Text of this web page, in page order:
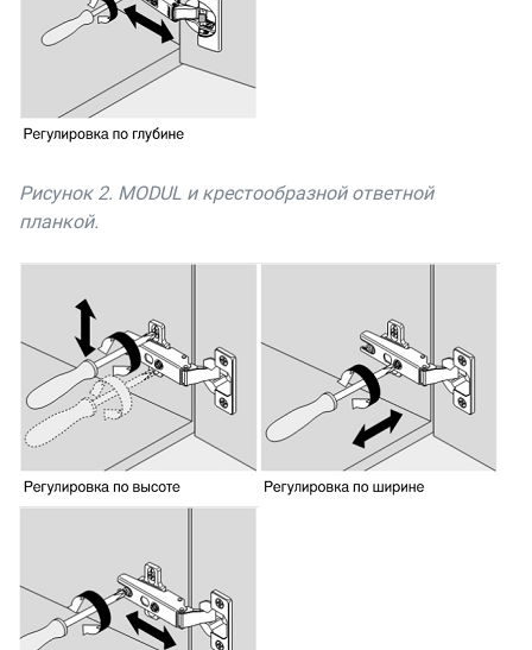
Рисунок 2. MODUL и крестообразной ответной
планкой.